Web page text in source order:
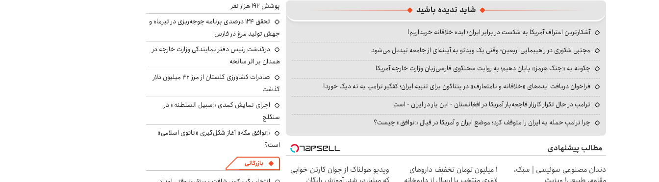
شاید ندیده باشید
آشکارترین اعتراف آمریکا به شکست در برابر ایران؛ ایده خلاقانه خریداریم!
مجتبی شکوری در راهپیمایی اربعین؛ وقتی یک ویدئو به آیینه‌ای از جامعه تبدیل می‌شود
چگونه به «جنگ هرمز» پایان دهیم؛ به روایت سخنگوی فارسی‌زبان وزارت خارجه آمریکا
فراخوان دریافت ایده‌های «خلاقانه و نامتعارف» در پنتاگون برای تنبیه ایران؛ کفگیر ترامپ به ته دیگ خورد!
ترامپ در حال تکرار کارزار فاجعه‌بار آمریکا در افغانستان - این بار در ایران - است
چرا ترامپ حمله به ایران را متوقف کرد؛ موضع ایران و آمریکا در قبال «توافق» چیست؟
مطالب پیشنهادی
دندان مصنوعی سوئیسی | سبک،
۱ میلیون تومان تخفیف داروهای
ویدیو هولناک از جوان کارتن خوابی
پوشش ۱۹۲ هزار نفر
تحقق ۱۲۴ درصدی برنامه جوجه‌ریزی در تیرماه و
جهش تولید مرغ در فارس
درگذشت رئیس دفتر نمایندگی وزارت خارجه در
همدان بر اثر سانحه
صادرات کشاورزی گلستان از مرز ۴۲ میلیون دلار
گذشت
اجرای نمایش کمدی «سبیل السلطنه» در
سنگلج
«توافق مکه» آغاز شکل‌گیری «ناتوی اسلامی»
است؟
بازرگانی